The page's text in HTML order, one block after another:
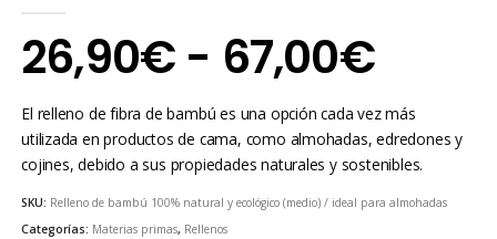
0out of 5
26,90€ - 67,00€
de
El relleno de fibra de bambú es una opción cada vez más
utilizada en productos de cama, como almohadas, edredones y
cojines, debido a sus propiedades naturales y sostenibles.
SKU: Relleno de bambú 100% natural y ecológico (medio) / ideal para almohadas
Categorías: Materias primas, Rellenos